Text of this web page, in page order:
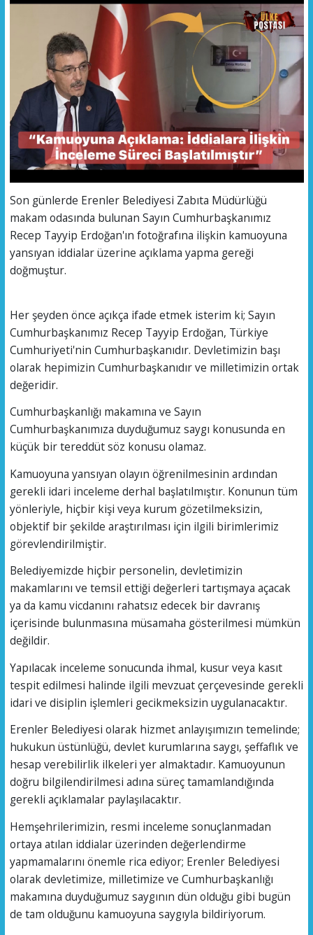
Son günlerde Erenler Belediyesi Zabıta Müdürlüğü
makam odasında bulunan Sayın Cumhurbaşkanımız
Recep Tayyip Erdoğan'ın fotoğrafına ilişkin kamuoyuna
yansıyan iddialar üzerine açıklama yapma gereği
doğmuştur.
Her şeyden önce açıkça ifade etmek isterim ki; Sayın
Cumhurbaşkanımız Recep Tayyip Erdoğan, Türkiye
Cumhuriyeti'nin Cumhurbaşkanıdır. Devletimizin başı
olarak hepimizin Cumhurbaşkanıdır ve milletimizin ortak
değeridir.
Cumhurbaşkanlığı makamına ve Sayın
Cumhurbaşkanımıza duyduğumuz saygı konusunda en
küçük bir tereddüt söz konusu olamaz.
Kamuoyuna yansıyan olayın öğrenilmesinin ardından
gerekli idari inceleme derhal başlatılmıştır. Konunun tüm
yönleriyle, hiçbir kişi veya kurum gözetilmeksizin,
objektif bir şekilde araştırılması için ilgili birimlerimiz
görevlendirilmiştir.
Belediyemizde hiçbir personelin, devletimizin
makamlarını ve temsil ettiği değerleri tartışmaya açacak
ya da kamu vicdanını rahatsız edecek bir davranış
içerisinde bulunmasına müsamaha gösterilmesi mümkün
değildir.
Yapılacak inceleme sonucunda ihmal, kusur veya kasıt
tespit edilmesi halinde ilgili mevzuat çerçevesinde gerekli
idari ve disiplin işlemleri gecikmeksizin uygulanacaktır.
Erenler Belediyesi olarak hizmet anlayışımızın temelinde;
hukukun üstünlüğü, devlet kurumlarına saygı, şeffaflık ve
hesap verebilirlik ilkeleri yer almaktadır. Kamuoyunun
doğru bilgilendirilmesi adına süreç tamamlandığında
gerekli açıklamalar paylaşılacaktır.
Hemşehrilerimizin, resmi inceleme sonuçlanmadan
ortaya atılan iddialar üzerinden değerlendirme
yapmamalarını önemle rica ediyor; Erenler Belediyesi
olarak devletimize, milletimize ve Cumhurbaşkanlığı
makamına duyduğumuz saygının dün olduğu gibi bugün
de tam olduğunu kamuoyuna saygıyla bildiriyorum.